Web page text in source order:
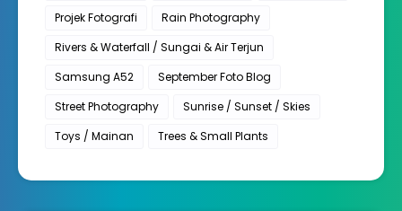
Projek Fotografi
Rain Photography
Rivers & Waterfall / Sungai & Air Terjun
Samsung A52
September Foto Blog
Street Photography
Sunrise / Sunset / Skies
Toys / Mainan
Trees & Small Plants